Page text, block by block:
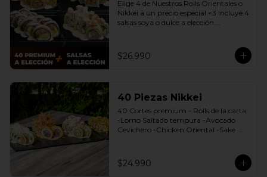
Elige 4 de Nuestros Rolls Orientales o
Nikkei a un precio especial <3 Incluye 4
salsas soya o dulce a elección.
$26.990
40 Piezas Nikkei
40 Cortes premium - Rolls de la carta
-Lomo Saltado tempura -Avocado
Cevichero -Chicken Oriental -Sake
$24.990